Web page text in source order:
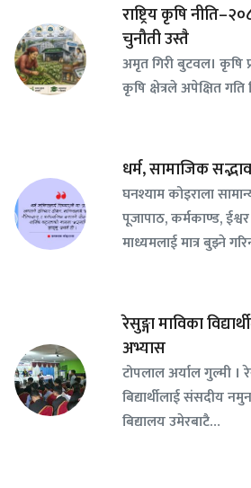
राष्ट्रिय कृषि
चुनौती उस्तै
अमृत गिरी बुटवल। कृषि
कृषि क्षेत्रले अपेक्षित
धर्म, सामाजिक
घनश्याम कोइराला
पूजापाठ, कर्मकाण्ड,
माध्यमलाई मात्र बुझ्ने
रेसुङ्गा माविका
अभ्यास
टोपलाल अर्याल गुल्मी ।
बिद्यार्थीलाई संसदीय
बिद्यालय उमेरबाटै…